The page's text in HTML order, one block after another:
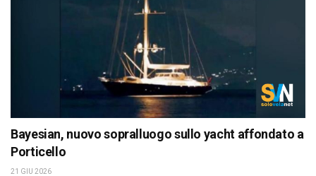
Bayesian, nuovo sopralluogo sullo yacht affondato a
Porticello
21 GIU 2026